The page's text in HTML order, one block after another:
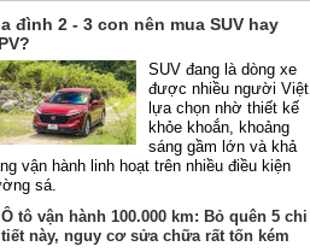
đình 2 - 3 con nên mua SUV hay
SUV đang là dòng xe
được nhiều người Việt
lựa chọn nhờ thiết kế
khỏe khoắn, khoảng
sáng gầm lớn và khả
vận hành linh hoạt trên nhiều điều kiện
sá.
Ô tô vận hành 100.000 km: Bỏ quên 5 chi
tiết này, nguy cơ sửa chữa rất tốn kém